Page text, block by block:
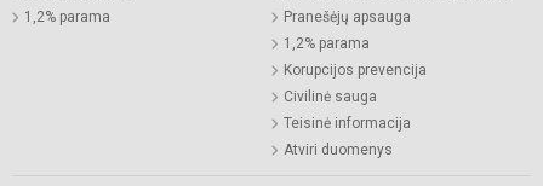
1,2% parama
Pranešėjų apsauga
1,2% parama
Korupcijos prevencija
Civilinė sauga
Teisinė informacija
Atviri duomenys